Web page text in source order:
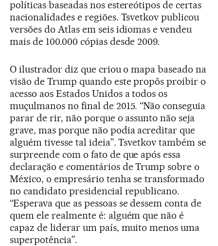
políticas baseadas nos estereótipos de certas
nacionalidades e regiões. Tsvetkov publicou
versões do Atlas em seis idiomas e vendeu
mais de 100.000 cópias desde 2009.
O ilustrador diz que criou o mapa baseado na
visão de Trump quando este propôs proibir o
acesso aos Estados Unidos a todos os
muçulmanos no final de 2015. “Não conseguia
parar de rir, não porque o assunto não seja
grave, mas porque não podia acreditar que
alguém tivesse tal ideia”. Tsvetkov também se
surpreende com o fato de que após essa
declaração e comentários de Trump sobre o
México, o empresário tenha se transformado
no candidato presidencial republicano.
“Esperava que as pessoas se dessem conta de
quem ele realmente é: alguém que não é
capaz de liderar um país, muito menos uma
superpotência”.